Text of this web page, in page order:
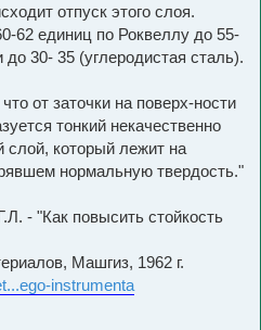
отпуск этого слоя.
62 единиц по Роквеллу до 55-
30- 35 (углеродистая сталь).
от заточки на поверх-ности
тонкий некачественно
слой, который лежит на
нормальную твердость."
- "Как повысить стойкость
Машгиз, 1962 г.
instrumenta